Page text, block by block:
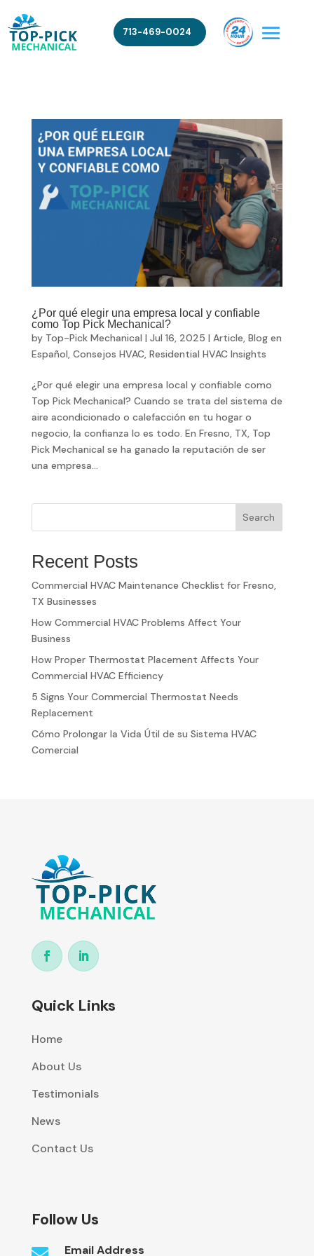
713-469-0024
¿Por qué elegir una empresa local y confiable
como Top Pick Mechanical?
by Top-Pick Mechanical | Jul 16, 2025 | Article Blog en
Español Consejos HVAC, Residential HVAC Insights
¿Por qué elegir una empresa local y confiable como
Top Pick Mechanical? Cuando se trata del sistema de
aire acondicionado o calefacción en tu hogar o
negocio, la confianza lo es todo. En Fresno, TX, Top
Pick Mechanical se ha ganado la reputación de ser
una empresa...
Search
Recent Posts
Commercial HVAC Maintenance Checklist for Fresno,
TX Businesses
How Commercial HVAC Problems Affect Your
Business
How Proper Thermostat Placement Affects Your
Commercial HVAC Efficiency
5 Signs Your Commercial Thermostat Needs
Replacement
Cómo Prolongar la Vida Útil de su Sistema HVAC
Comercial
Quick Links
Home
About Us
Testimonials
News
Contact Us
Follow Us
Email Address